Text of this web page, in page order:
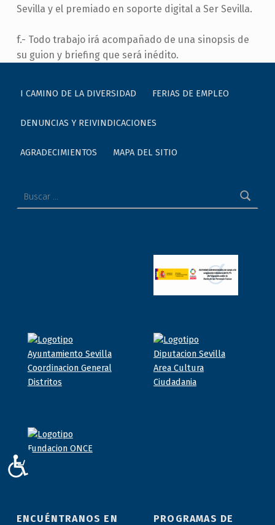
Sevilla y el premiado en soporte digital a Ser Sevilla.
f.- Todo trabajo irá acompañado de una sinopsis de
su guion y briefing que será inédito.
Skip back to main navigation
I CAMINO DE LA DIVERSIDAD FERIAS DE EMPLEO
DENUNCIAS Y REIVINDICACIONES
AGRADECIMIENTOS MAPA DEL SITIO
ENCUÉNTRANOS EN
PROGRAMAS DE